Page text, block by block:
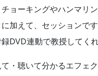
ョーキングやハンマリ
加えて、セッションで
DVD連動で教授してくれ
・聴いて分かるエフェク